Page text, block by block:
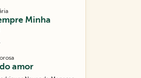
Minha
amor